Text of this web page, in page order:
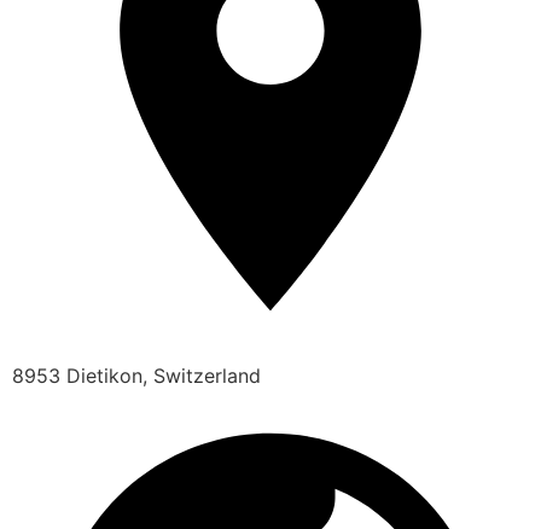
8953 Dietikon, Switzerland